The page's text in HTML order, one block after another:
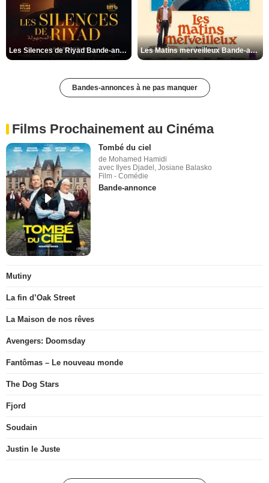
Les Silences de Riyad Bande-annonce VO STFR Les Matins merveilleux Bande-annonce VF
Bandes-annonces à ne pas manquer
Films Prochainement au Cinéma
Tombé du ciel
de Mohamed Hamidi
avec Ilyes Djadel, Josiane Balasko
Film - Comédie
Bande-annonce
Mutiny
La fin d’Oak Street
La Maison de nos rêves
Avengers: Doomsday
Fantômas – Le nouveau monde
The Dog Stars
Fjord
Soudain
Justin le Juste